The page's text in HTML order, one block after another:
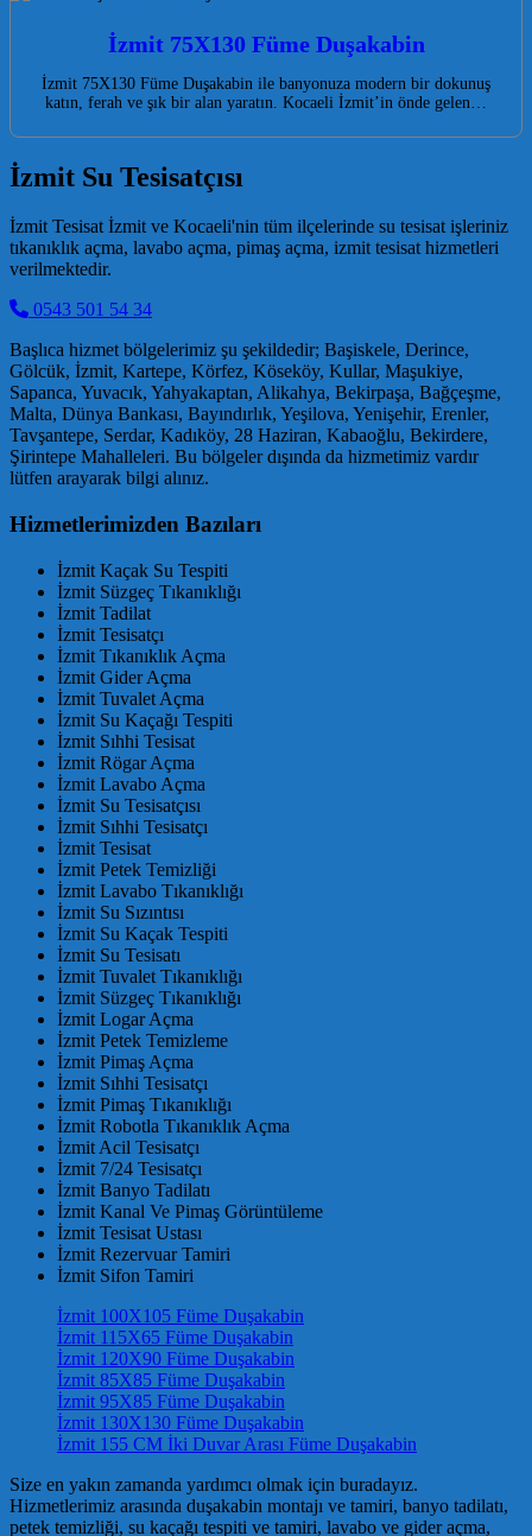
İzmit 75X130 Füme Duşakabin
İzmit 75X130 Füme Duşakabin ile banyonuza modern bir dokunuş
katın, ferah ve şık bir alan yaratın. Kocaeli İzmit’in önde gelen…
İzmit Su Tesisatçısı
İzmit Tesisat İzmit ve Kocaeli'nin tüm ilçelerinde su tesisat işleriniz
tıkanıklık açma, lavabo açma, pimaş açma, izmit tesisat hizmetleri
verilmektedir.
0543 501 54 34
Başlıca hizmet bölgelerimiz şu şekildedir; Başiskele, Derince,
Gölcük, İzmit, Kartepe, Körfez, Köseköy, Kullar, Maşukiye,
Sapanca, Yuvacık, Yahyakaptan, Alikahya, Bekirpaşa, Bağçeşme,
Malta, Dünya Bankası, Bayındırlık, Yeşilova, Yenişehir, Erenler,
Tavşantepe, Serdar, Kadıköy, 28 Haziran, Kabaoğlu, Bekirdere,
Şirintepe Mahalleleri. Bu bölgeler dışında da hizmetimiz vardır
lütfen arayarak bilgi alınız.
Hizmetlerimizden Bazıları
İzmit Kaçak Su Tespiti
İzmit Süzgeç Tıkanıklığı
İzmit Tadilat
İzmit Tesisatçı
İzmit Tıkanıklık Açma
İzmit Gider Açma
İzmit Tuvalet Açma
İzmit Su Kaçağı Tespiti
İzmit Sıhhi Tesisat
İzmit Rögar Açma
İzmit Lavabo Açma
İzmit Su Tesisatçısı
İzmit Sıhhi Tesisatçı
İzmit Tesisat
İzmit Petek Temizliği
İzmit Lavabo Tıkanıklığı
İzmit Su Sızıntısı
İzmit Su Kaçak Tespiti
İzmit Su Tesisatı
İzmit Tuvalet Tıkanıklığı
İzmit Süzgeç Tıkanıklığı
İzmit Logar Açma
İzmit Petek Temizleme
İzmit Pimaş Açma
İzmit Sıhhi Tesisatçı
İzmit Pimaş Tıkanıklığı
İzmit Robotla Tıkanıklık Açma
İzmit Acil Tesisatçı
İzmit 7/24 Tesisatçı
İzmit Banyo Tadilatı
İzmit Kanal Ve Pimaş Görüntüleme
İzmit Tesisat Ustası
İzmit Rezervuar Tamiri
İzmit Sifon Tamiri
İzmit 100X105 Füme Duşakabin
İzmit 115X65 Füme Duşakabin
İzmit 120X90 Füme Duşakabin
İzmit 85X85 Füme Duşakabin
İzmit 95X85 Füme Duşakabin
İzmit 130X130 Füme Duşakabin
İzmit 155 CM İki Duvar Arası Füme Duşakabin
Size en yakın zamanda yardımcı olmak için buradayız.
Hizmetlerimiz arasında duşakabin montajı ve tamiri, banyo tadilatı,
petek temizliği, su kaçağı tespiti ve tamiri, lavabo ve gider açma,